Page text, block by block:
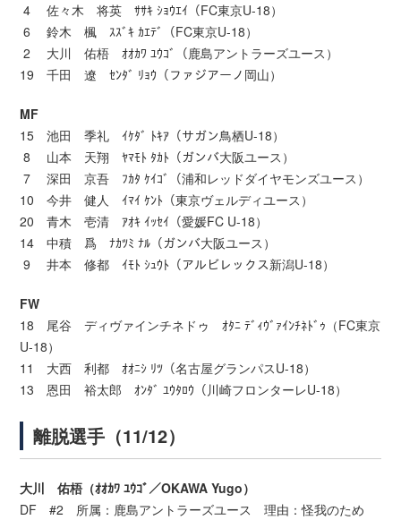
4 佐々木 将英 ｻｻｷ ｼｮｳｴｲ（FC東京U-18）
6 鈴木 楓 ｽｽﾞｷ ｶｴﾃﾞ（FC東京U-18）
2 大川 佑梧 ｵｵｶﾜ ﾕｳｺﾞ（鹿島アントラーズユース）
19 千田 遼ｾﾝﾀﾞ ﾘｮｳ（ファジアーノ岡山）
MF
15 池田 季礼 ｲｹﾀﾞ ﾄｷｱ（サガン鳥栖U-18）
8 山本 天翔 ﾔﾏﾓﾄ ﾀｶﾄ（ガンバ大阪ユース）
7 深田 京吾 ﾌｶﾀ ｹｲｺﾞ（浦和レッドダイヤモンズユース）
10 今井 健人 ｲﾏｲ ｹﾝﾄ（東京ヴェルディユース）
20 青木 壱清 ｱｵｷ ｲｯｾｲ（愛媛FC U-18）
14 中積 爲 ﾅｶﾂﾐ ﾅﾙ（ガンバ大阪ユース）
9 井本 修都 ｲﾓﾄ ｼｭｳﾄ（アルビレックス新潟U-18）
FW
18 尾谷 ディヴァインチネドゥ ｵﾀﾆ ﾃﾞｨｳﾞｧｲﾝﾁﾈﾄﾞｩ（FC東京
U-18）
11 大西 利都 ｵｵﾆｼ ﾘﾂ（名古屋グランパスU-18）
13 恩田 裕太郎 ｵﾝﾀﾞ ﾕｳﾀﾛｳ（川崎フロンターレU-18）
離脱選手（11/12）
大川 佑梧（ｵｵｶﾜ ﾕｳｺﾞ／OKAWA Yugo）
DF #2 所属：鹿島アントラーズユース 理由：怪我のため